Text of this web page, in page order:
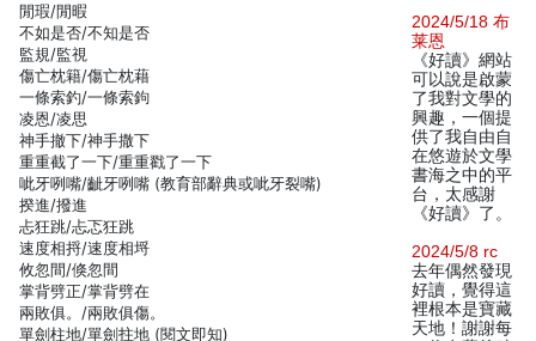
閒瑕/閒暇
不如是否/不知是否
監規/監視
傷亡枕籍/傷亡枕藉
一條索釣/一條索鉤
凌恩/凌思
神手撤下/神手撒下
重重截了一下/重重戳了一下
呲牙咧嘴/齜牙咧嘴 (教育部辭典或呲牙裂嘴)
揆進/撥進
忐狂跳/忐忑狂跳
速度相捋/速度相埒
攸忽間/倏忽間
掌背劈正/掌背劈在
兩敗俱。/兩敗俱傷。
單劍柱地/單劍拄地 (閱文即知)
2024/5/18 布
莱恩
《好讀》網站
可以說是啟蒙
了我對文學的
興趣，一個提
供了我自由自
在悠遊於文學
書海之中的平
台，太感謝
《好讀》了。
2024/5/8 rc
去年偶然發現
好讀，覺得這
裡根本是寶藏
天地！謝謝每